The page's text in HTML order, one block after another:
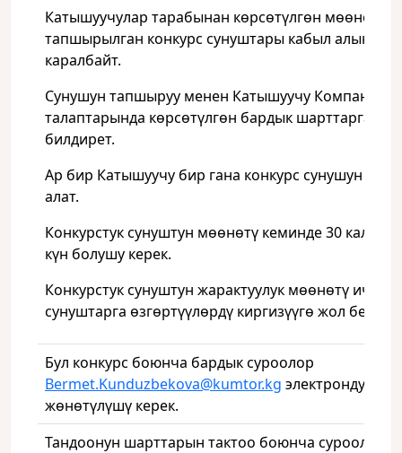
Катышуучулар тарабынан көрсөтүлгөн
тапшырылган конкурс сунуштары кабыл
каралбайт.
Сунушун тапшыруу менен Катышуучу
талаптарында көрсөтүлгөн бардык шарттарга
билдирет.
Ар бир Катышуучу бир гана конкурс сунушун
алат.
Конкурстук сунуштун мөөнөтү кеминде 30
күн болушу керек.
Конкурстук сунуштун жарактуулук мөөнөтү
сунуштарга өзгөртүүлөрдү киргизүүгө жол
Бул конкурс боюнча бардык суроолор
Bermet.Kunduzbekova@kumtor.kg электрондук
жөнөтүлүшү керек.
Тандоонун шарттарын тактоо боюнча суроолор